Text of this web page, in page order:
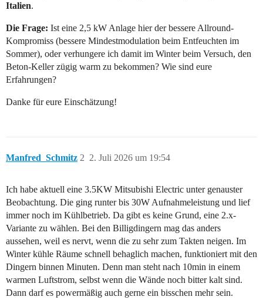
Italien.
Die Frage: Ist eine 2,5 kW Anlage hier der bessere Allround-
Kompromiss (bessere Mindestmodulation beim Entfeuchten im
Sommer), oder verhungere ich damit im Winter beim Versuch, den
Beton-Keller zügig warm zu bekommen? Wie sind eure
Erfahrungen?
Danke für eure Einschätzung!
Manfred_Schmitz 2. Juli 2026 um 19:54
2
Ich habe aktuell eine 3.5KW Mitsubishi Electric unter genauster
Beobachtung. Die ging runter bis 30W Aufnahmeleistung und lief
immer noch im Kühlbetrieb. Da gibt es keine Grund, eine 2.x-
Variante zu wählen. Bei den Billigdingern mag das anders
aussehen, weil es nervt, wenn die zu sehr zum Takten neigen. Im
Winter kühle Räume schnell behaglich machen, funktioniert mit den
Dingern binnen Minuten. Denn man steht nach 10min in einem
warmen Luftstrom, selbst wenn die Wände noch bitter kalt sind.
Dann darf es powermäßig auch gerne ein bisschen mehr sein.